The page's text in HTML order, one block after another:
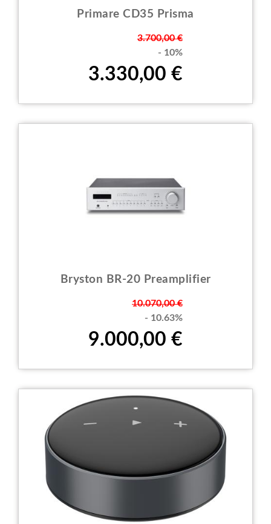
Primare CD35 Prisma
3.700,00 €
- 10%
3.330,00 €
Bryston BR-20 Preamplifier
10.070,00 €
- 10.63%
9.000,00 €